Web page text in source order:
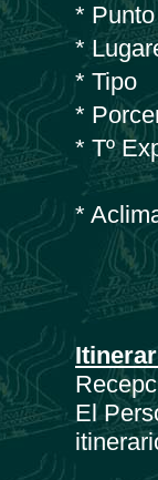
*
*
* Tipo
*
* Tº
*
El